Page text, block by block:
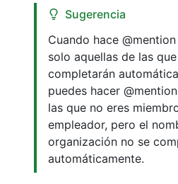
Sugerencia
Cuando hace
solo aquellas de las
completarán
puedes hacer
las que no eres
empleador, pero el
organización no se
automáticamente.